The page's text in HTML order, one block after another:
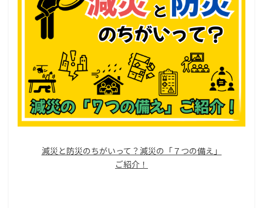
減災と防災のちがいって？減災の「７つの備え」
ご紹介！